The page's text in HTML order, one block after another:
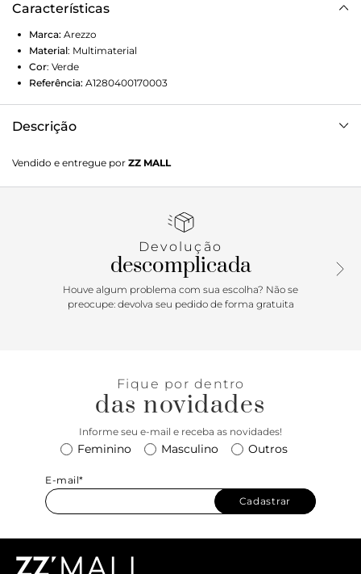
Características
Marca: Arezzo
Material: Multimaterial
Cor: Verde
Referência: A1280400170003
Descrição
amarração tem solado baixo emborrachado branco e base
verde. Traz cabedal em tecido com recortes curvos e
tênis tem fecho em cadarços grossos, vem com cadarço
Vendido e entregue por ZZ MALL
Devolução
descomplicada
Houve algum problema com sua escolha? Não se
preocupe: devolva seu pedido de forma gratuita
Fique por dentro
das novidades
Informe seu e-mail e receba as novidades!
Feminino Masculino Outros
E-mail*
Cadastrar